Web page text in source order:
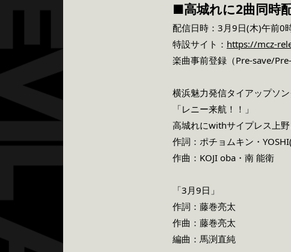
■高城れに2曲同時
配信日時：3月9日(木)午前0
特設サイト： https://mcz-
楽曲事前登録（Pre-save/
横浜魅力発信タイアップソ
「レニー来航！！」
高城れにwithサイプレス上野
作詞：ポチョムキン・
作曲：KOJI oba・南 能衛
「3月9日」
作詞：藤巻亮太
作曲：藤巻亮太
編曲：馬渕直純